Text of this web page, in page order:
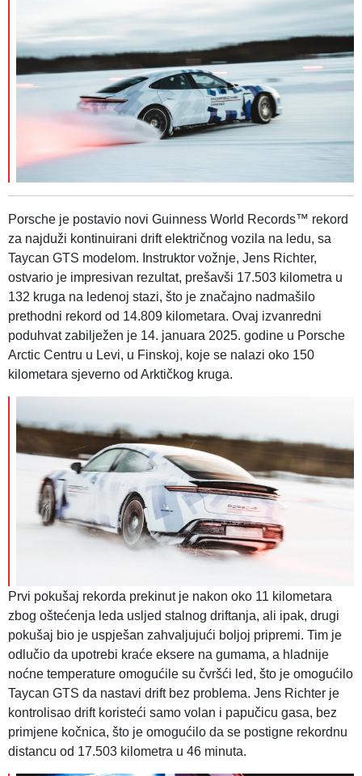
Porsche je postavio novi Guinness World Records™ rekord
za najduži kontinuirani drift električnog vozila na ledu, sa
Taycan GTS modelom. Instruktor vožnje, Jens Richter,
ostvario je impresivan rezultat, prešavši 17.503 kilometra u
132 kruga na ledenoj stazi, što je značajno nadmašilo
prethodni rekord od 14.809 kilometara. Ovaj izvanredni
poduhvat zabilježen je 14. januara 2025. godine u Porsche
Arctic Centru u Levi, u Finskoj, koje se nalazi oko 150
kilometara sjeverno od Arktičkog kruga.
Prvi pokušaj rekorda prekinut je nakon oko 11 kilometara
zbog oštećenja leda usljed stalnog driftanja, ali ipak, drugi
pokušaj bio je uspješan zahvaljujući boljoj pripremi. Tim je
odlučio da upotrebi kraće eksere na gumama, a hladnije
noćne temperature omogućile su čvršći led, što je omogućilo
Taycan GTS da nastavi drift bez problema. Jens Richter je
kontrolisao drift koristeći samo volan i papučicu gasa, bez
primjene kočnica, što je omogućilo da se postigne rekordnu
distancu od 17.503 kilometra u 46 minuta.